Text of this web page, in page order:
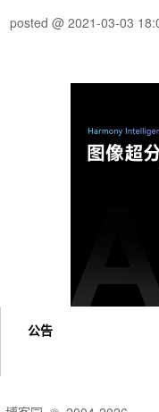
posted @ 2021-03-03
公告